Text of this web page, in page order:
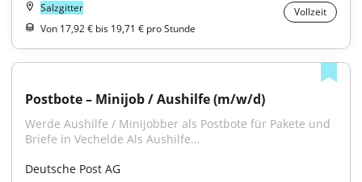
Salzgitter
Vollzeit
Von 17,92 € bis 19,71 € pro Stunde
Postbote – Minijob / Aushilfe (m/w/d)
Werde Aushilfe / Minijobber als Postbote für Pakete und
Briefe in Vechelde Als Aushilfe...
Deutsche Post AG